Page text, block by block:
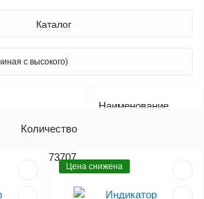
Каталог
Наименование
Количество
73707
Цена снижена